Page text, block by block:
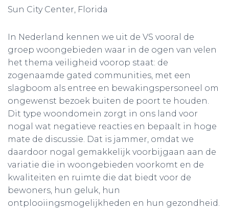
Sun City Center, Florida
In Nederland kennen we uit de VS vooral de
groep woongebieden waar in de ogen van velen
het thema veiligheid voorop staat: de
zogenaamde gated communities, met een
slagboom als entree en bewakingspersoneel om
ongewenst bezoek buiten de poort te houden.
Dit type woondomein zorgt in ons land voor
nogal wat negatieve reacties en bepaalt in hoge
mate de discussie. Dat is jammer, omdat we
daardoor nogal gemakkelijk voorbijgaan aan de
variatie die in woongebieden voorkomt en de
kwaliteiten en ruimte die dat biedt voor de
bewoners, hun geluk, hun
ontplooiingsmogelijkheden en hun gezondheid.